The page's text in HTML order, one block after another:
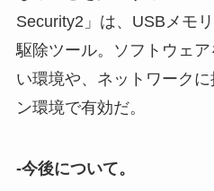
Security2」は、USBメモ
駆除ツール。ソフトウェ
い環境や、ネットワーク
ン環境で有効だ。
-今後について。